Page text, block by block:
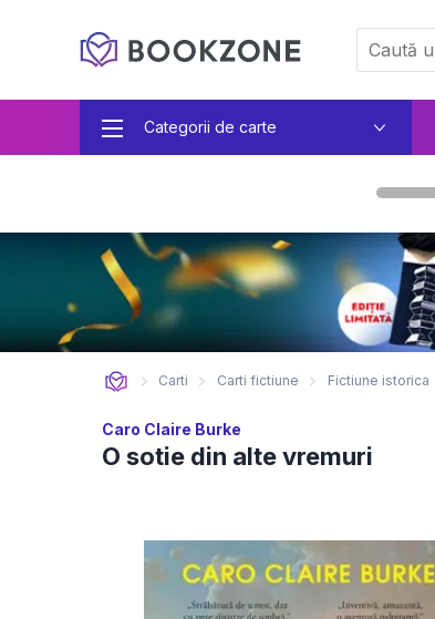
Categorii de carte
Carti Carti fictiune Fictiune istorica
Caro Claire Burke
O sotie din alte vremuri